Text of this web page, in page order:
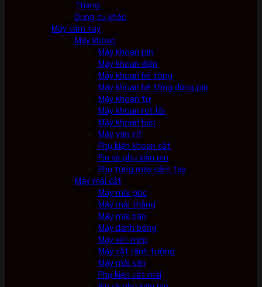
Thang
Dụng cụ khác
Máy cầm tay
Máy khoan
Máy khoan pin
Máy khoan điện
Máy khoan bê tông
Máy khoan bê tông dùng pin
Máy khoan từ
Máy khoan rút lõi
Máy khoan bàn
Máy vặn vít
Phụ kiện khoan cắt
Pin và phụ kiện pin
Phụ tùng máy cầm tay
Máy mài cắt
Máy mài góc
Máy mài thẳng
Máy mài bàn
Máy đánh bóng
Máy vát mép
Máy cắt rãnh tường
Máy mài sàn
Phụ kiện cắt mài